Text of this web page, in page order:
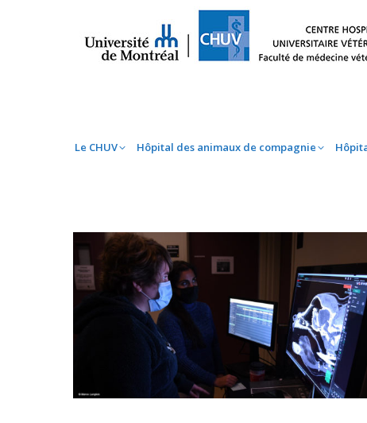
Le CHUV Hôpital des animaux de compagnie
Le CHUV Hôpital des animaux de